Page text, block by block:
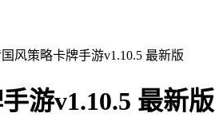
风策略卡牌手游v1.10.5 最新版
游v1.10.5 最新版